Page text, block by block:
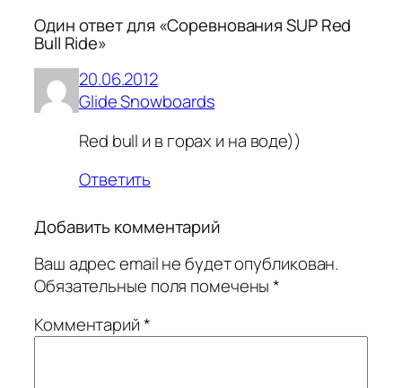
Один ответ для «Соревнования SUP Red
Bull Ride»
20.06.2012
Glide Snowboards
Red bull и в горах и на воде))
Ответить
Добавить комментарий
Ваш адрес email не будет опубликован.
Обязательные поля помечены*
Комментарий*